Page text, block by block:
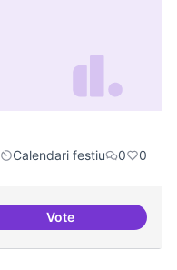
Calendari festiu 0 0
VoteUna única Festa